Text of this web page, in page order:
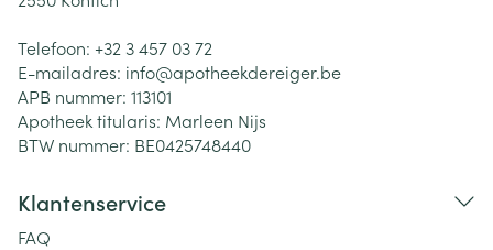
Telefoon: +32 3 457 03 72
E-mailadres: info@apotheekdereiger.be
APB nummer: 113101
Apotheek titularis: Marleen Nijs
BTW nummer: BE0425748440
Klantenservice
FAQ